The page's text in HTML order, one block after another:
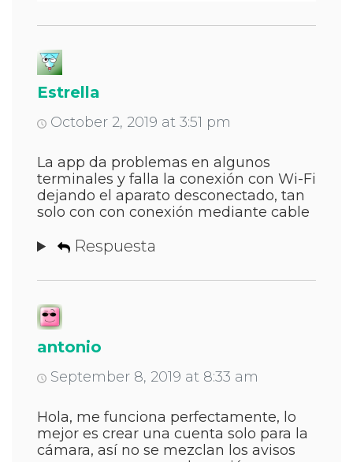
Estrella
October 2, 2019 at 3:51 pm
La app da problemas en algunos
terminales y falla la conexión con Wi-Fi
dejando el aparato desconectado, tan
solo con con conexión mediante cable
Respuesta
antonio
September 8, 2019 at 8:33 am
Hola, me funciona perfectamente, lo
mejor es crear una cuenta solo para la
cámara, así no se mezclan los avisos